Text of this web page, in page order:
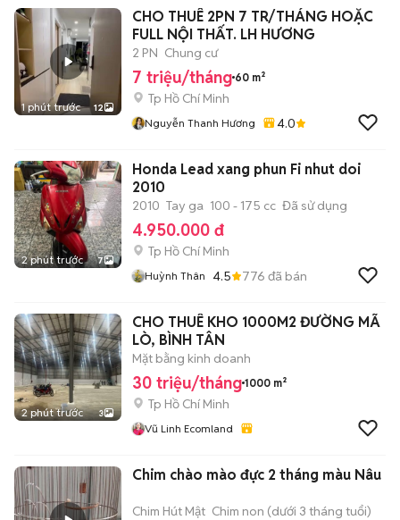
1 phút trước 12
CHO THUÊ 2PN 7 TR/THÁNG HOẶC
FULL NỘI THẤT. LH HƯƠNG
2 PN Chung cư
7 triệu/tháng 60 m²
Tp Hồ Chí Minh
Nguyễn Thanh Hương 4.0
2 phút trước 7
Honda Lead xang phun Fi nhut doi
2010
2010 Tay ga 100 - 175 cc Đã sử dụng
4.950.000 đ
Tp Hồ Chí Minh
Huỳnh Thân 4.5 776 đã bán
2 phút trước 3
CHO THUÊ KHO 1000M2 ĐƯỜNG MÃ
LÒ, BÌNH TÂN
Mặt bằng kinh doanh
30 triệu/tháng 1000 m²
Tp Hồ Chí Minh
Vũ Linh Ecomland
Chim chào mào đực 2 tháng màu Nâu
Chim Hút Mật Chim non (dưới 3 tháng tuổi)